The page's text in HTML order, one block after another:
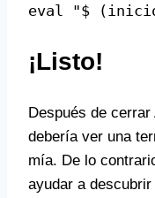
eval "$
¡Listo!
Después de
debería ver una
mía. De lo
ayudar a